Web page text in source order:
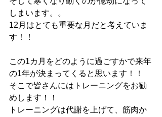
しまいます。。
12月はとても重要な月だと考えていま
す！！
この1カ月をどのように過ごすかで来年
の1年が決まってくると思います！！
そこで皆さんにはトレーニングをお勧
めします！！
トレーニングは代謝を上げて、筋肉か